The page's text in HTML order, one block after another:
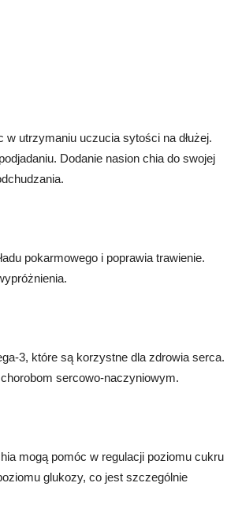
utrzymaniu uczucia sytości na dłużej.
Dodanie nasion chia do swojej
pokarmowego i poprawia trawienie.
3, które są korzystne dla zdrowia serca.
sercowo-naczyniowym.
mogą pomóc w regulacji poziomu cukru
glukozy, co jest szczególnie